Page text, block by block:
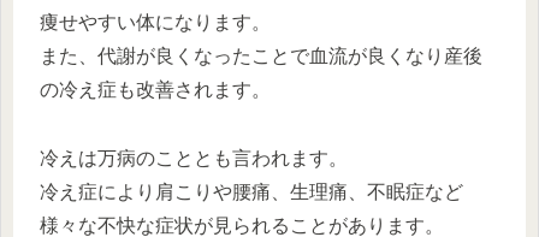
痩せやすい体になります。
また、代謝が良くなったことで血流が良くなり産後
の冷え症も改善されます。
冷えは万病のこととも言われます。
冷え症により肩こりや腰痛、生理痛、不眠症など
様々な不快な症状が見られることがあります。